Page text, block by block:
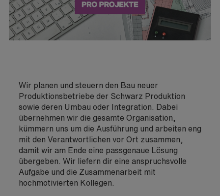
Wir planen und steuern den Bau neuer
Produktionsbetriebe der Schwarz Produktion
sowie deren Umbau oder Integration. Dabei
übernehmen wir die gesamte Organisation,
kümmern uns um die Ausführung und arbeiten eng
mit den Verantwortlichen vor Ort zusammen,
damit wir am Ende eine passgenaue Lösung
übergeben. Wir liefern dir eine anspruchsvolle
Aufgabe und die Zusammenarbeit mit
hochmotivierten Kollegen.